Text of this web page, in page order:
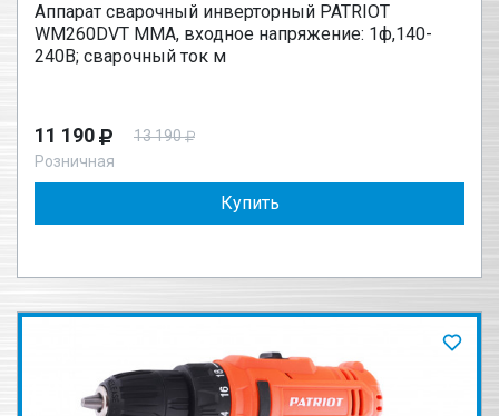
Аппарат сварочный инверторный PATRIOT
WM260DVT MMA, входное напряжение: 1ф,140-
240В; сварочный ток м
11 190
13 190
Розничная
Купить